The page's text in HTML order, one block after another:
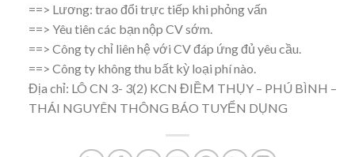
==> Lương: trao đổi trực tiếp khi phỏng vấn
==> Yêu tiên các bạn nộp CV sớm.
==> Công ty chỉ liên hệ với CV đáp ứng đủ yêu cầu.
==> Công ty không thu bất kỳ loại phí nào.
Địa chỉ: LÔ CN 3- 3(2) KCN ĐIỀM THỤY – PHÚ BÌNH –
THÁI NGUYÊN THÔNG BÁO TUYỂN DỤNG